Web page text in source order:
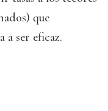
que
a ser eficaz.